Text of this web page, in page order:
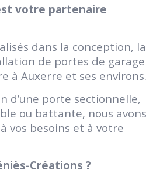
votre partenaire
dans la conception, la
de portes de garage
à Auxerre et ses environs.
d’une porte sectionnelle,
ou battante, nous avons
vos besoins et à votre
Créations ?